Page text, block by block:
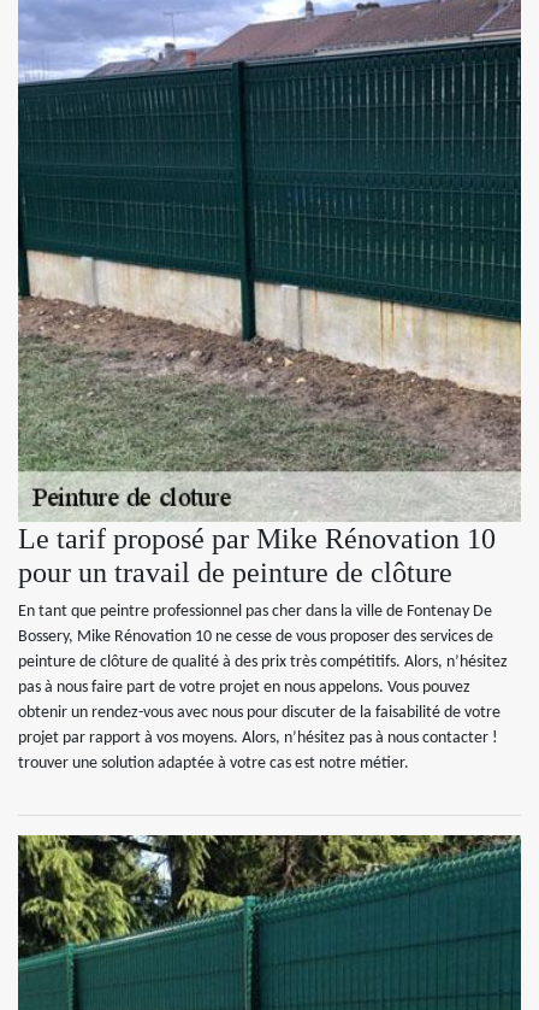
Le tarif proposé par Mike Rénovation 10
pour un travail de peinture de clôture
En tant que peintre professionnel pas cher dans la ville de Fontenay De
Bossery, Mike Rénovation 10 ne cesse de vous proposer des services de
peinture de clôture de qualité à des prix très compétitifs. Alors, n’hésitez
pas à nous faire part de votre projet en nous appelons. Vous pouvez
obtenir un rendez-vous avec nous pour discuter de la faisabilité de votre
projet par rapport à vos moyens. Alors, n’hésitez pas à nous contacter !
trouver une solution adaptée à votre cas est notre métier.